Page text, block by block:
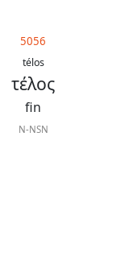
5056
télos
τέλος
fin
N-NSN